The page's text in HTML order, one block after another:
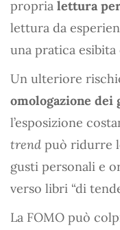
propria lettura
lettura da
una pratica esibita
Un ulteriore
omologazione
l’esposizione
trend può ridurre
gusti personali e
verso libri “di
La FOMO può